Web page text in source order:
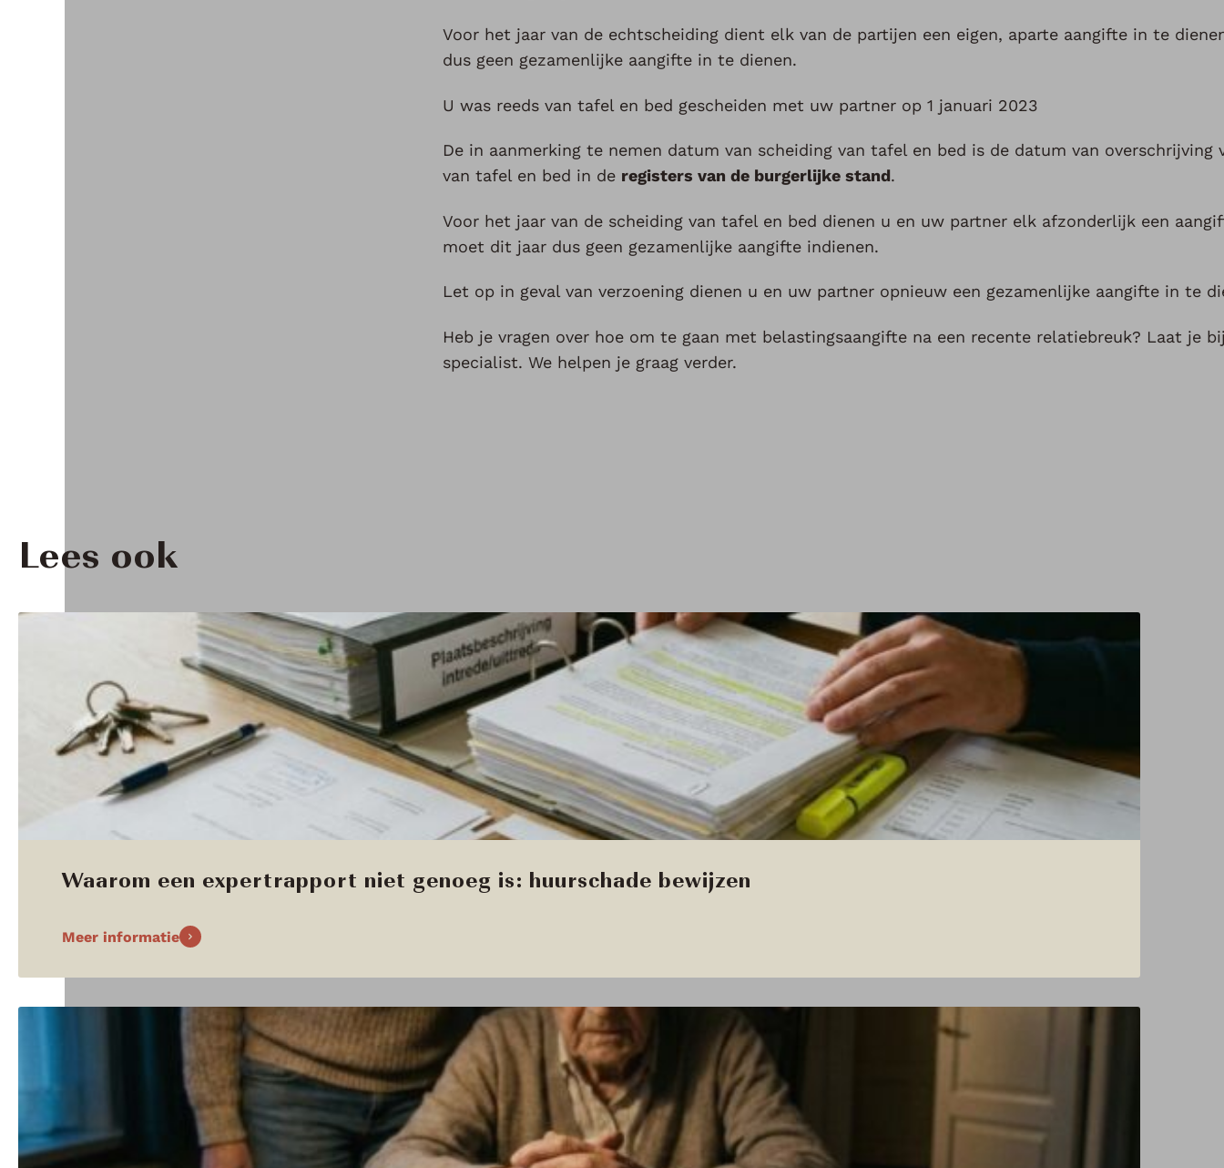
Voor het jaar van de echtscheiding dient elk van de partijen een eigen, aparte aangifte in te
dus geen gezamenlijke aangifte in te dienen.
U was reeds van tafel en bed gescheiden met uw partner op 1 januari 2023
De in aanmerking te nemen datum van scheiding van tafel en bed is de datum van overschrijving
van tafel en bed in de registers van de burgerlijke stand.
Voor het jaar van de scheiding van tafel en bed dienen u en uw partner elk afzonderlijk een
moet dit jaar dus geen gezamenlijke aangifte indienen.
Let op in geval van verzoening dienen u en uw partner opnieuw een gezamenlijke aangifte in te
Heb je vragen over hoe om te gaan met belastingsaangifte na een recente relatiebreuk? Laat je
specialist. We helpen je graag verder.
Lees ook
Waarom een expertrapport niet genoeg is: huurschade bewijzen
Meer informatie